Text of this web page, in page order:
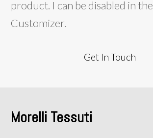
product. I can be disabled in the
Customizer.
Get In Touch
Morelli Tessuti